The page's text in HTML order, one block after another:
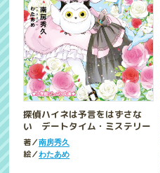
探偵ハイネは予言をはずさな
い デートタイム・ミステリー
著／南房秀久
絵／わたあめ